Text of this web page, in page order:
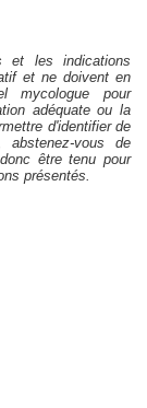
et les indications
et ne doivent en
mycologue pour
adéquate ou la
d'identifier de
vous de
être tenu pour
présentés.